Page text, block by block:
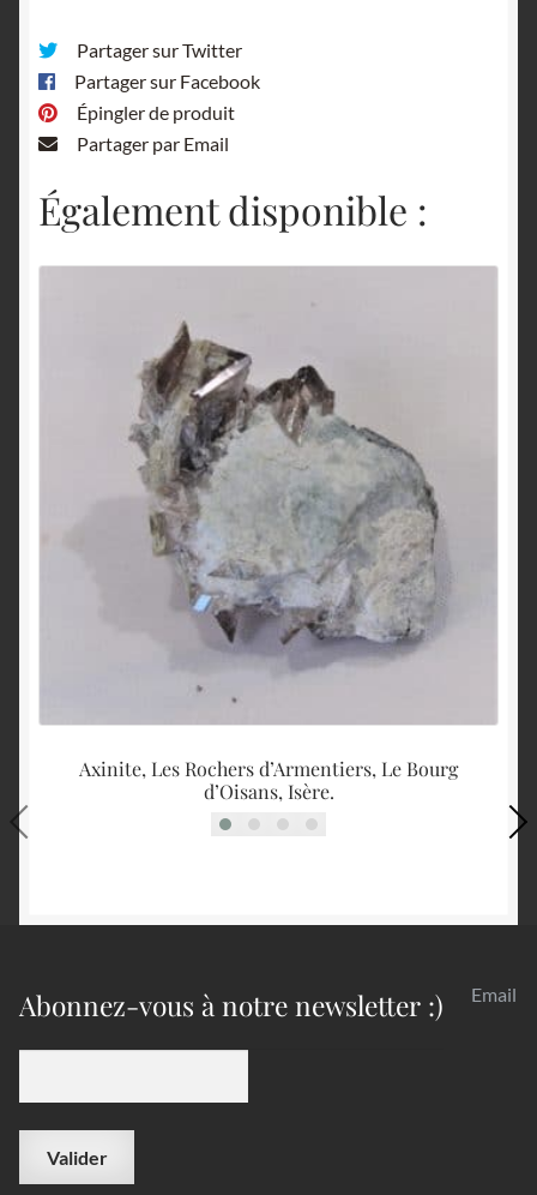
Partager sur Twitter
Partager sur Facebook
Épingler de produit
Partager par Email
Également disponible :
Axinite, Les Rochers d’Armentiers, Le Bourg
d’Oisans, Isère.
Abonnez-vous à notre newsletter :) Email